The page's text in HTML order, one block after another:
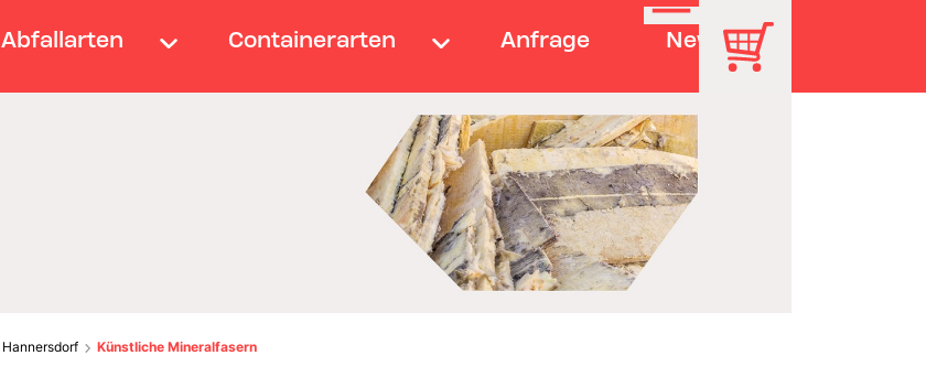
Abfallarten Containerarten Anfrage News
Hannersdorf Künstliche Mineralfasern